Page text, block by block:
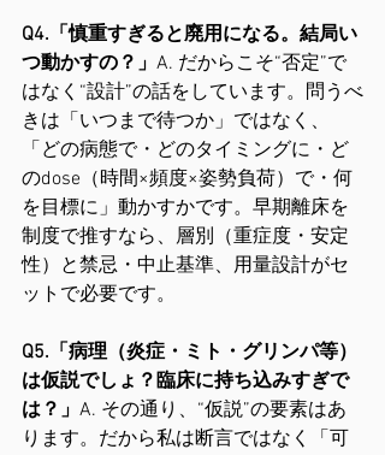
Q4.「慎重すぎると廃用になる。結局い
つ動かすの？」 A. だからこそ“否定”で
はなく“設計”の話をしています。問うべ
きは「いつまで待つか」ではなく、
「どの病態で・どのタイミングに・ど
のdose（時間×頻度×姿勢負荷）で・何
を目標に」動かすかです。早期離床を
制度で推すなら、層別（重症度・安定
性）と禁忌・中止基準、用量設計がセ
ットで必要です。
Q5.「病理（炎症・ミト・グリンパ等）
は仮説でしょ？臨床に持ち込みすぎで
は？」 A. その通り、“仮説”の要素はあ
ります。だから私は断言ではなく「可